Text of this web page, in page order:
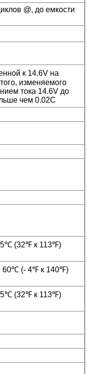
@, до емкости
к 14.6V на
изменяемого
тока 14.6V до
чем 0.02C
(32℉ к 113℉)
60℃ (- 4℉ к 140℉)
(32℉ к 113℉)